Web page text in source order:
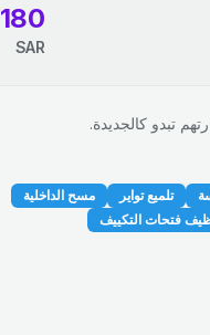
180
SAR
تبدو كالجديدة.
تلميع تواير
مسح الداخلية
فتحات التكييف